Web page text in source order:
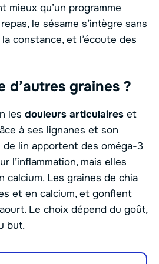
mieux qu’un programme
le sésame s’intègre sans
constance, et l’écoute des
d’autres graines ?
les douleurs articulaires et
à ses lignanes et son
de lin apportent des oméga-3
l’inflammation, mais elles
calcium. Les graines de chia
et en calcium, et gonflent
Le choix dépend du goût,
but.